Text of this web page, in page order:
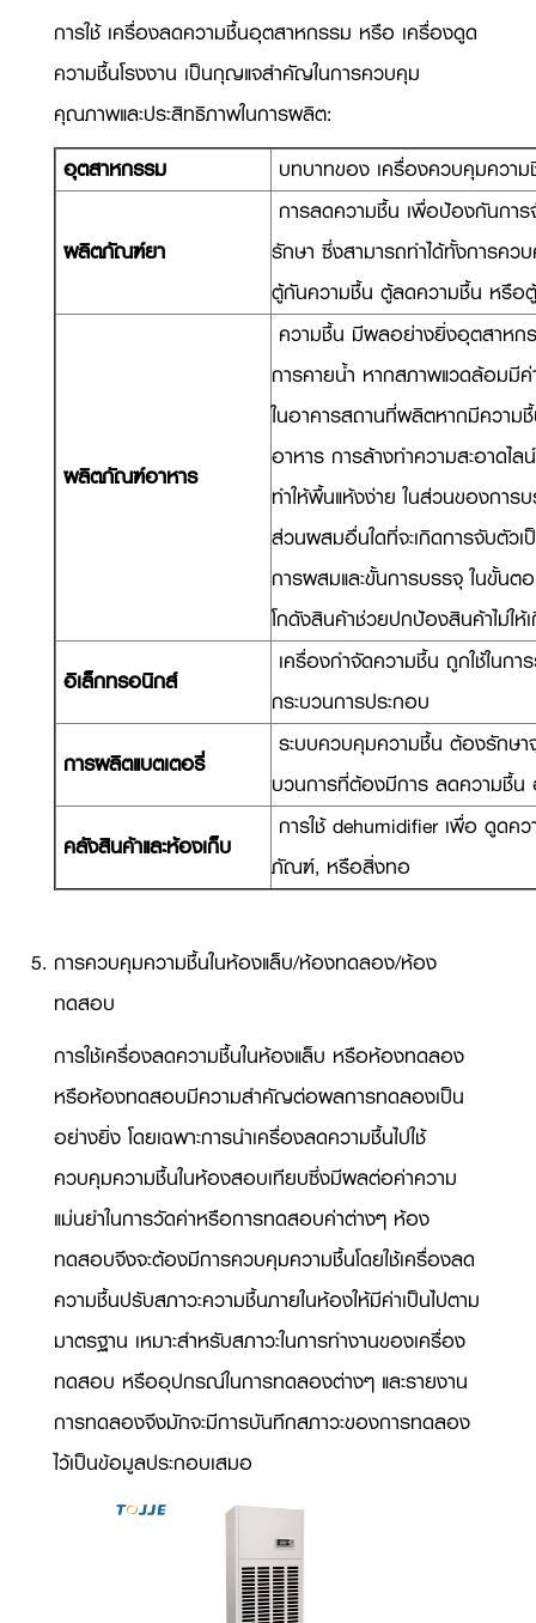
การใช้ เครื่องลดความชื้นอุตสาหกรรม หรือ เครื่องดูด
ความชื้นโรงงาน เป็นกุญแจสำคัญในการควบคุม
คุณภาพและประสิทธิภาพในการผลิต:
อุตสาหกรรม
บทบาทของ เครื่องควบคุมควา
ผลิตภัณฑ์ยา
การลดความชื้น เพื่อป้องกันกา
รักษา ซึ่งสามารถทำได้ทั้งการคว
ตู้กันความชื้น ตู้ลดความชื้น หรือ
ผลิตภัณฑ์อาหาร
ความชื้น มีผลอย่างยิ่งอุตสาหก
การคายน้ำ หากสภาพแวดล้อมมีค่
ในอาคารสถานที่ผลิตหากมีความชื้
อาหาร การล้างทำความสะอาดไ
ทำให้พื้นแห้งง่าย ในส่วนของกา
ส่วนผสมอื่นใดที่จะเกิดการจับตัว
การผสมและขั้นการบรรจุ ในขั้น
โกดังสินค้าช่วยปกป้องสินค้าไม่ใ
อิเล็กทรอนิกส์
เครื่องกำจัดความชื้น ถูกใช้ในก
กระบวนการประกอบ
การผลิตแบตเตอรี่
ระบบควบคุมความชื้น ต้องรักษา
บวนการที่ต้องมีการ ลดความชื้น
คลังสินค้าและห้องเก็บ
การใช้ dehumidifier เพื่อ ดูดค
ภัณฑ์, หรือสิ่งทอ
การควบคุมความชื้นในห้องแล็บ/ห้องทดลอง/ห้อง
ทดสอบ
การใช้เครื่องลดความชื้นในห้องแล็บ หรือห้องทดลอง
หรือห้องทดสอบมีความสำคัญต่อผลการทดลองเป็น
อย่างยิ่ง โดยเฉพาะการนำเครื่องลดความชื้นไปใช้
ควบคุมความชื้นในห้องสอบเทียบซึ่งมีผลต่อค่าความ
แม่นยำในการวัดค่าหรือการทดสอบค่าต่างๆ ห้อง
ทดสอบจึงจะต้องมีการควบคุมความชื้นโดยใช้เครื่องลด
ความชื้นปรับสภาวะความชื้นภายในห้องให้มีค่าเป็นไปตาม
มาตรฐาน เหมาะสำหรับสภาวะในการทำงานของเครื่อง
ทดสอบ หรืออุปกรณ์ในการทดลองต่างๆ และรายงาน
การทดลองจึงมักจะมีการบันทึกสภาวะของการทดลอง
ไว้เป็นข้อมูลประกอบเสมอ